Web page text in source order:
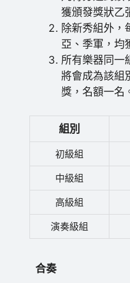
獲頒發獎狀乙
除新秀組外，
亞、季軍，均
所有樂器同一
將會成為該組
獎，名額一名
組別
初級組
中級組
高級組
演奏級組
合奏